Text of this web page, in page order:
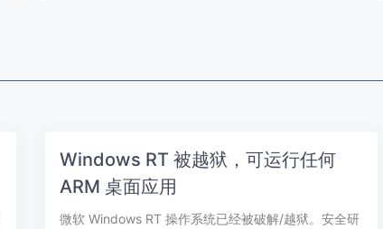
Windows RT 被越狱，可运行任何
ARM 桌面应用
微软 Windows RT 操作系统已经被破解/越狱。安全研